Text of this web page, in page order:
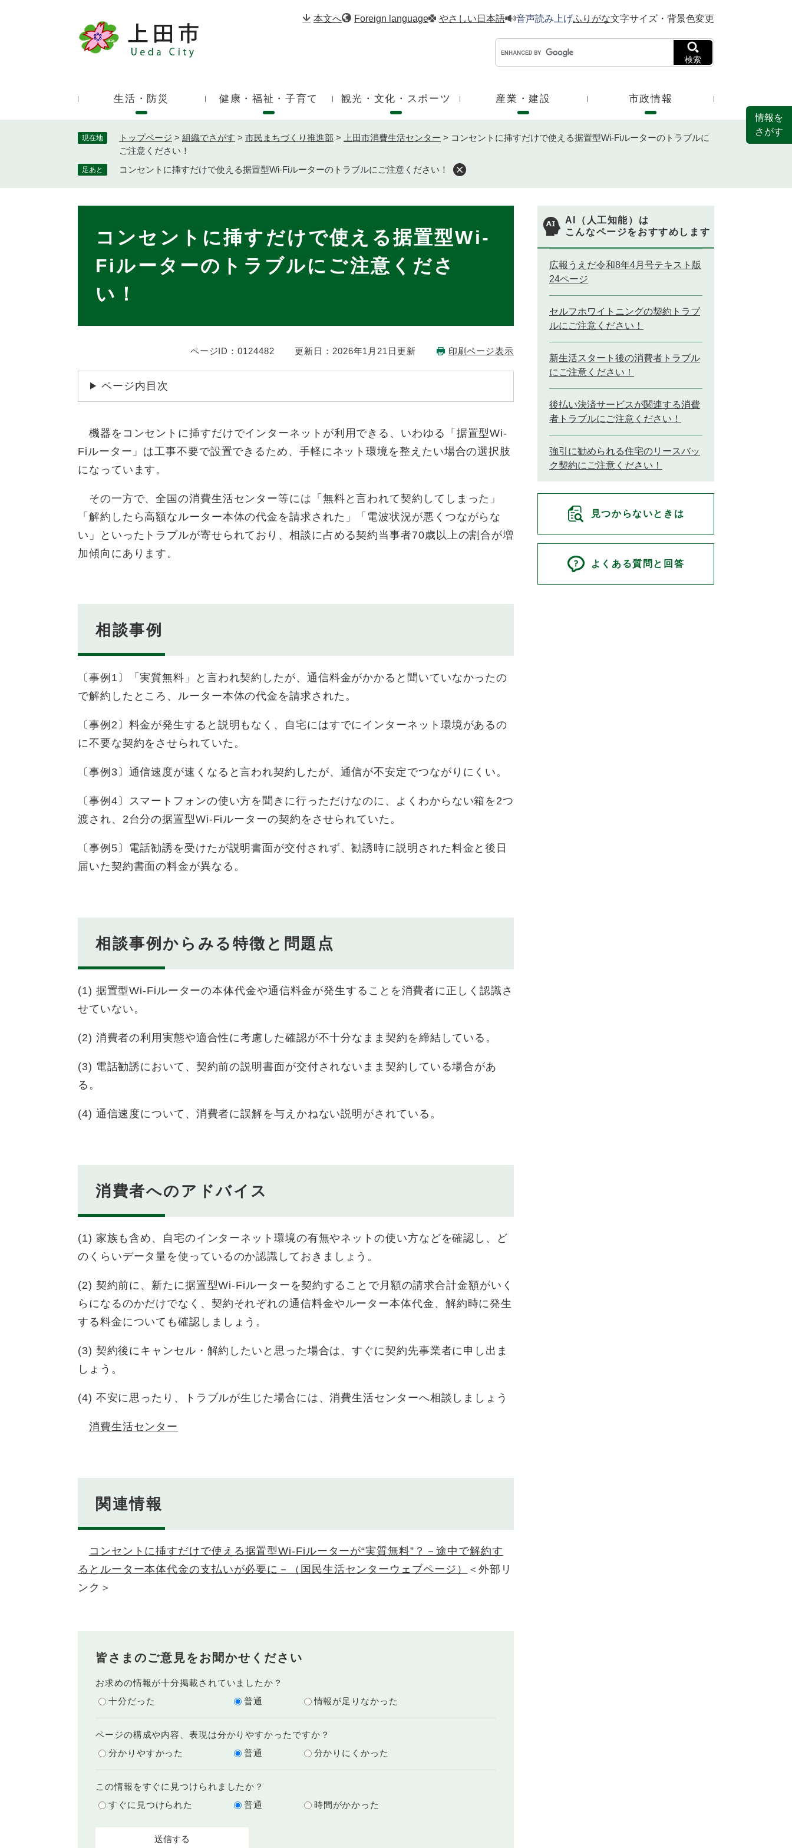
。
本文へ Foreign language やさしい日本語 音声読み上げふりがな文字サイズ・背景色変更
ド
検索
生活・防災 健康・福祉・子育て 観光・文化・スポーツ 産業・建設 市政情報
現在地 トップページ > 組織でさがす > 市民まちづくり推進部 > 上田市消費生活センター > コンセントに挿すだけで使える据置型Wi-Fiルーターのトラブルに
ご注意ください！
足あと コンセントに挿すだけで使える据置型Wi-Fiルーターのトラブルにご注意ください！
コンセントに挿すだけで使える据置型Wi-
Fiルーターのトラブルにご注意くださ
い！
ページID：0124482 更新日：2026年1月21日更新 印刷ページ表示
ページ内目次
機器をコンセントに挿すだけでインターネットが利用できる、いわゆる「据置型Wi-
Fiルーター」は工事不要で設置できるため、手軽にネット環境を整えたい場合の選択肢
になっています。
その一方で、全国の消費生活センター等には「無料と言われて契約してしまった」
「解約したら高額なルーター本体の代金を請求された」「電波状況が悪くつながらな
い」といったトラブルが寄せられており、相談に占める契約当事者70歳以上の割合が増
加傾向にあります。
相談事例
〔事例1〕「実質無料」と言われ契約したが、通信料金がかかると聞いていなかったの
で解約したところ、ルーター本体の代金を請求された。
〔事例2〕料金が発生すると説明もなく、自宅にはすでにインターネット環境があるの
に不要な契約をさせられていた。
〔事例3〕通信速度が速くなると言われ契約したが、通信が不安定でつながりにくい。
〔事例4〕スマートフォンの使い方を聞きに行っただけなのに、よくわからない箱を2つ
渡され、2台分の据置型Wi-Fiルーターの契約をさせられていた。
〔事例5〕電話勧誘を受けたが説明書面が交付されず、勧誘時に説明された料金と後日
届いた契約書面の料金が異なる。
相談事例からみる特徴と問題点
(1) 据置型Wi-Fiルーターの本体代金や通信料金が発生することを消費者に正しく認識さ
せていない。
(2) 消費者の利用実態や適合性に考慮した確認が不十分なまま契約を締結している。
(3) 電話勧誘において、契約前の説明書面が交付されないまま契約している場合があ
る。
(4) 通信速度について、消費者に誤解を与えかねない説明がされている。
消費者へのアドバイス
(1) 家族も含め、自宅のインターネット環境の有無やネットの使い方などを確認し、ど
のくらいデータ量を使っているのか認識しておきましょう。
(2) 契約前に、新たに据置型Wi-Fiルーターを契約することで月額の請求合計金額がいく
らになるのかだけでなく、契約それぞれの通信料金やルーター本体代金、解約時に発生
する料金についても確認しましょう。
(3) 契約後にキャンセル・解約したいと思った場合は、すぐに契約先事業者に申し出ま
しょう。
(4) 不安に思ったり、トラブルが生じた場合には、消費生活センターへ相談しましょう
消費生活センター
関連情報
コンセントに挿すだけで使える据置型Wi-Fiルーターが“実質無料”？－途中で解約す
るとルーター本体代金の支払いが必要に－（国民生活センターウェブページ）
＜外部リ
ンク＞
皆さまのご意見をお聞かせください
お求めの情報が十分掲載されていましたか？
十分だった
普通 情報が足りなかった
ページの構成や内容、表現は分かりやすかったですか？
分かりやすかった
普通 分かりにくかった
この情報をすぐに見つけられましたか？
すぐに見つけられた
普通 時間がかかった
AI（人工知能）は
こんなページをおすすめします
広報うえだ令和8年4月号テキスト版
24ページ
セルフホワイトニングの契約トラブ
ルにご注意ください！
新生活スタート後の消費者トラブル
にご注意ください！
後払い決済サービスが関連する消費
者トラブルにご注意ください！
強引に勧められる住宅のリースバッ
ク契約にご注意ください！
見つからないときは
よくある質問と回答
情報を
さがす